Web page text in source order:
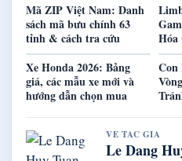
Mã ZIP Việt Nam: Danh
sách mã bưu chính 63
tỉnh & cách tra cứu
Hóa
Xe Honda 2026: Bảng
giá, các mẫu xe mới và
hướng dẫn chọn mua
VE TAC GIA
Le Dang